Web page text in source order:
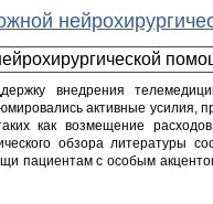
внедрения
активные усилия,
как возмещение
обзора литературы
пациентам с особым